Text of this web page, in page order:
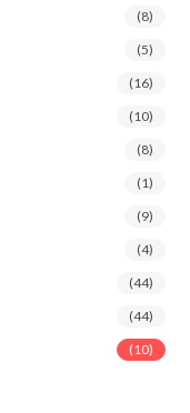
(8)
(5)
(16)
(10)
(8)
(1)
(9)
(4)
(44)
(44)
(10)